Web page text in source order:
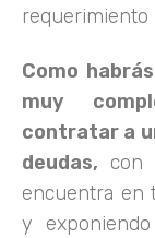
requerimiento
Como
muy
contratar a
deudas, con
encuentra en
y